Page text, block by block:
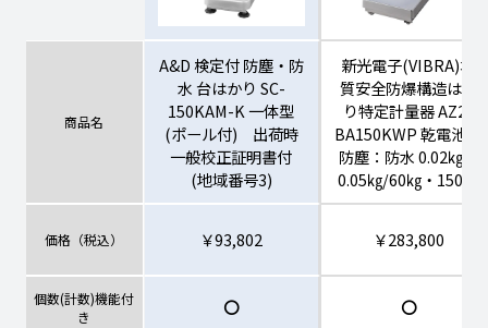
商品名
A&D 検定付 防塵・防
水 台はかり SC-
150KAM-K 一体型
(ポール付) 出荷時
一般校正証明書付
(地域番号3)
新光電子(VIBRA)本
質安全防爆構造はか
り特定計量器 AZ2-
BA150KWP 乾電池・
防塵：防水 0.02㎏・
0.05㎏/60㎏・150㎏
価格（税込） ￥93,802 ￥283,800
個数(計数)機能付
き
〇 〇